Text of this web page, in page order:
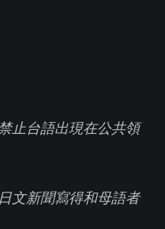
止台語出現在公共領
文新聞寫得和母語者